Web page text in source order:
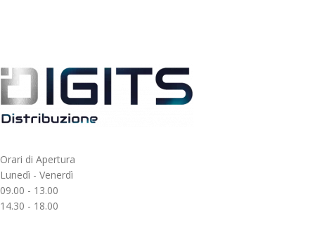
Orari di Apertura
Lunedì - Venerdì
09.00 - 13.00
14.30 - 18.00